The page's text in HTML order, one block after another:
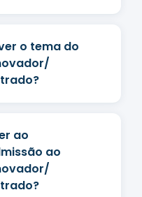
o tema do
ao
ao